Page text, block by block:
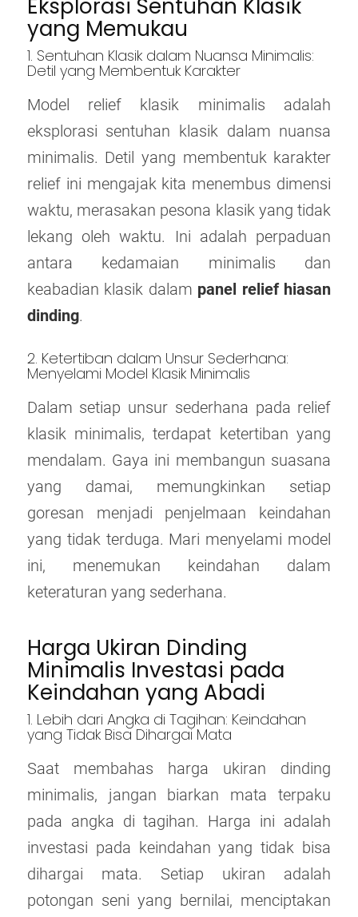
Eksplorasi Sentuhan Klasik
yang Memukau
1. Sentuhan Klasik dalam Nuansa Minimalis:
Detil yang Membentuk Karakter
Model relief klasik minimalis adalah
eksplorasi sentuhan klasik dalam nuansa
minimalis. Detil yang membentuk karakter
relief ini mengajak kita menembus dimensi
waktu, merasakan pesona klasik yang tidak
lekang oleh waktu. Ini adalah perpaduan
antara kedamaian minimalis dan
keabadian klasik dalam panel relief hiasan
dinding.
2. Ketertiban dalam Unsur Sederhana:
Menyelami Model Klasik Minimalis
Dalam setiap unsur sederhana pada relief
klasik minimalis, terdapat ketertiban yang
mendalam. Gaya ini membangun suasana
yang damai, memungkinkan setiap
goresan menjadi penjelmaan keindahan
yang tidak terduga. Mari menyelami model
ini, menemukan keindahan dalam
keteraturan yang sederhana.
Harga Ukiran Dinding
Minimalis Investasi pada
Keindahan yang Abadi
1. Lebih dari Angka di Tagihan: Keindahan
yang Tidak Bisa Dihargai Mata
Saat membahas harga ukiran dinding
minimalis, jangan biarkan mata terpaku
pada angka di tagihan. Harga ini adalah
investasi pada keindahan yang tidak bisa
dihargai mata. Setiap ukiran adalah
potongan seni yang bernilai, menciptakan